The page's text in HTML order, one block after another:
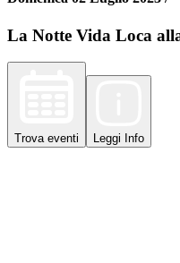
La Notte Vida Loca
Trova eventi Leggi Info